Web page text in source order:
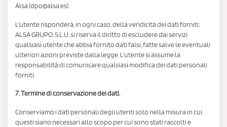
Alsa (dpo@alsa.es).
L'utente risponderà, in ogni caso, della veridicità dei dati forniti;
ALSA GRUPO, S.L.U. si riserva il diritto di escludere dai servizi
qualsiasi utente che abbia fornito dati falsi, fatte salve le eventuali
ulteriori azioni previste dalla legge. L’utente si assume la
responsabilità di comunicare qualsiasi modifica dei dati personali
forniti.
7. Termine di conservazione dei dati.
Conserviamo i dati personali degli utenti solo nella misura in cui
questi siano necessari allo scopo per cui sono stati raccolti e